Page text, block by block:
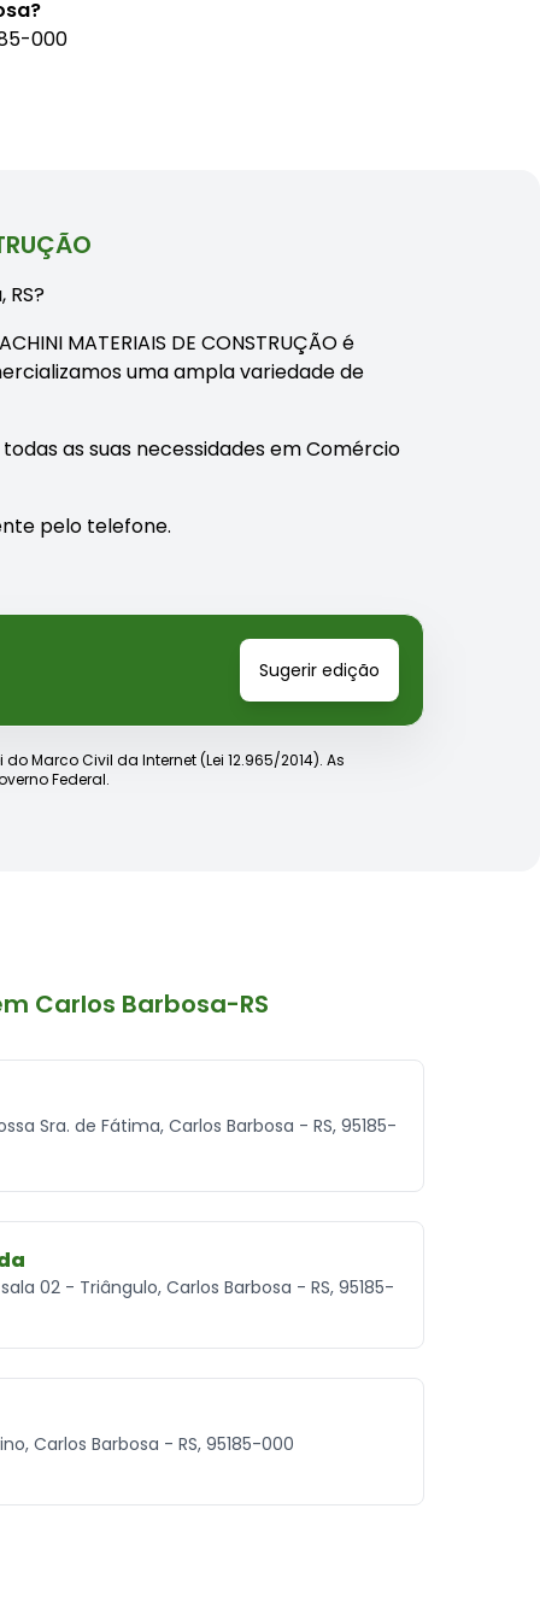
000
RS?
MATERIAIS DE CONSTRUÇÃO é
uma ampla variedade de
as suas necessidades em Comércio
pelo telefone.
Sugerir edição
Marco Civil da Internet (Lei 12.965/2014). As
Federal.
Carlos Barbosa-RS
Sra. de Fátima, Carlos Barbosa - RS, 95185-
02 - Triângulo, Carlos Barbosa - RS, 95185-
Carlos Barbosa - RS, 95185-000